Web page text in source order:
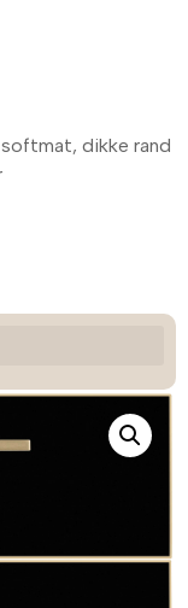
dikke rand